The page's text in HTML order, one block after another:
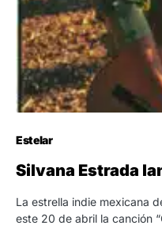
Estelar
Silvana Estrada
La estrella indie mexicana
este 20 de abril la canción